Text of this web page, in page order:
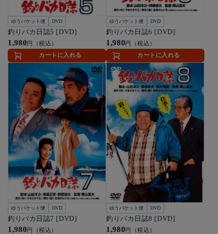
ゆうパケット便 DVD
釣りバカ日誌5 [DVD]
1,980円（税込）
カートに入れる
ゆうパケット便 DVD
釣りバカ日誌6 [DVD]
1,980円（税込）
カートに入れる
ゆうパケット便 DVD
釣りバカ日誌7 [DVD]
1,980円（税込）
ゆうパケット便 DVD
釣りバカ日誌8 [DVD]
1,980円（税込）